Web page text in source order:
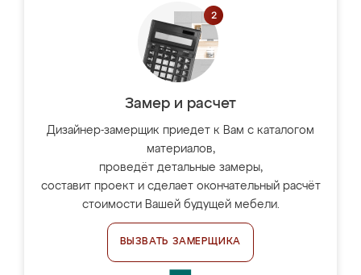
Замер и расчет
Дизайнер-замерщик приедет к Вам с каталогом
материалов,
проведёт детальные замеры,
составит проект и сделает окончательный расчёт
стоимости Вашей будущей мебели.
ВЫЗВАТЬ ЗАМЕРЩИКА